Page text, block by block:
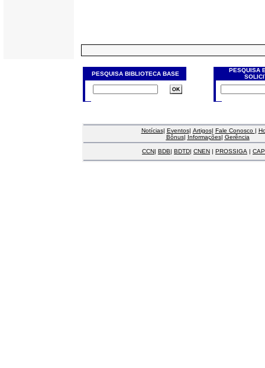
PESQUISA BIBLIOTECA BASE
PESQUISA
Notícias| Eventos| Artigos| Fale Conosco |
Bônus| Informações| Gerência
CCN| BDB| BDTD| CNEN | PROSSIGA |